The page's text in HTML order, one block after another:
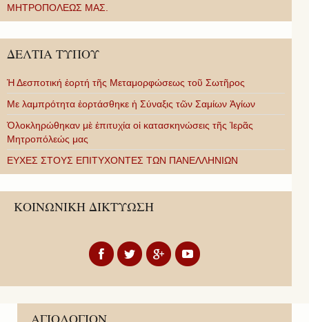
ΜΗΤΡΟΠΟΛΕΩΣ ΜΑΣ.
ΔΕΛΤΙΑ ΤΥΠΟΥ
Ἡ Δεσποτική ἑορτή τῆς Μεταμορφώσεως τοῦ Σωτῆρος
Με λαμπρότητα ἑορτάσθηκε ἡ Σύναξις τῶν Σαμίων Ἁγίων
Ὁλοκληρώθηκαν μὲ ἐπιτυχία οἱ κατασκηνώσεις τῆς Ἱερᾶς
Μητροπόλεώς μας
ΕΥΧΕΣ ΣΤΟΥΣ ΕΠΙΤΥΧΟΝΤΕΣ ΤΩΝ ΠΑΝΕΛΛΗΝΙΩΝ
ΚΟΙΝΩΝΙΚΗ ΔΙΚΤΥΩΣΗ
ΑΓΙΟΛΟΓΙΟΝ